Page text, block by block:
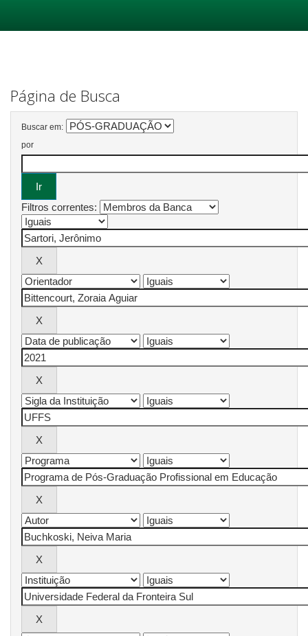
Página de Busca
Buscar em:
por
Filtros correntes: